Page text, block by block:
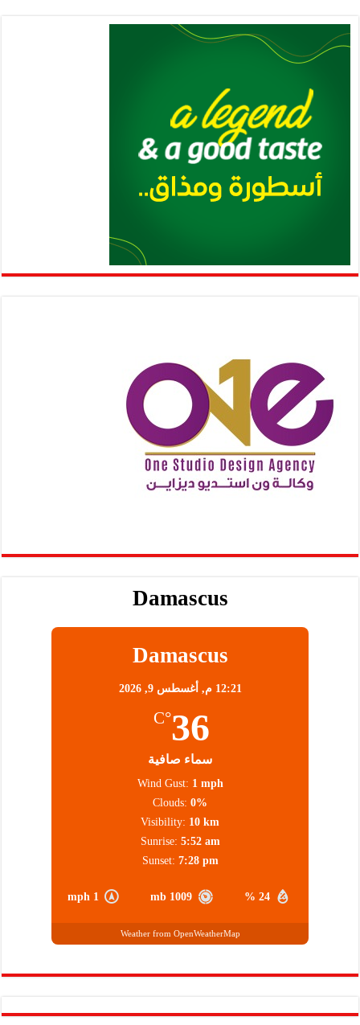
Damascus
Damascus
12:21 م, أغسطس 9, 2026
36
°C
سماء صافية
24 %
1009 mb
1 mph
Wind Gust: 1 mph
Clouds: 0%
Visibility: 10 km
Sunrise: 5:52 am
Sunset: 7:28 pm
Weather from OpenWeatherMap